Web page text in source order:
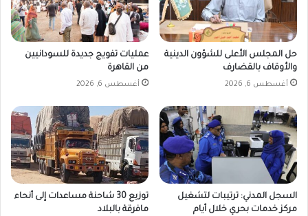
حل المجلس الأعلى للشؤون الدينية
والأوقاف بالقضارف
أغسطس 6, 2026
عمليات تفويج جديدة للسودانيين
من القاهرة
أغسطس 6, 2026
السجل المدني: ترتيبات لتشغيل
مركز خدمات بحري خلال أيام
توزيع 30 شاحنة مساعدات إلى أنحاء
مافرقة بالبلاد